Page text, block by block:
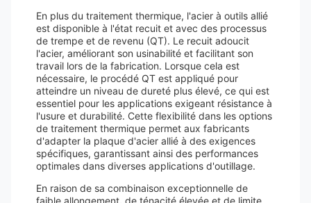
En plus du traitement thermique, l'acier à outils allié
est disponible à l'état recuit et avec des processus
de trempe et de revenu (QT). Le recuit adoucit
l'acier, améliorant son usinabilité et facilitant son
travail lors de la fabrication. Lorsque cela est
nécessaire, le procédé QT est appliqué pour
atteindre un niveau de dureté plus élevé, ce qui est
essentiel pour les applications exigeant résistance à
l'usure et durabilité. Cette flexibilité dans les options
de traitement thermique permet aux fabricants
d'adapter la plaque d'acier allié à des exigences
spécifiques, garantissant ainsi des performances
optimales dans diverses applications d'outillage.
En raison de sa combinaison exceptionnelle de
faible allongement, de ténacité élevée et de limite